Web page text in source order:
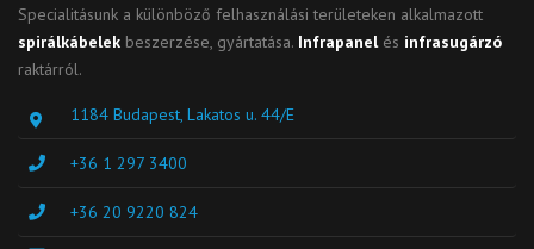
Specialitásunk a különböző felhasználási területeken alkalmazott
spirálkábelek beszerzése, gyártatása. Infrapanel és infrasugárzó
raktárról.
1184 Budapest, Lakatos u. 44/E
+36 1 297 3400
+36 20 9220 824